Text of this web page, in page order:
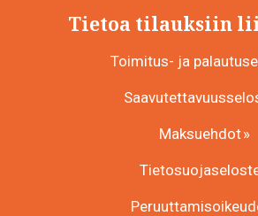
Tietoa tilauksiin
Toimitus- ja
Maksuehdot